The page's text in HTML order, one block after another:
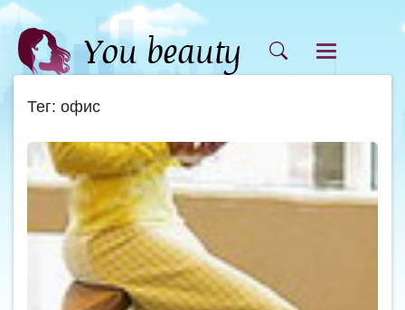
Тег: офис